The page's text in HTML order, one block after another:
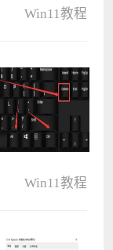
Win11教程
Win11教程